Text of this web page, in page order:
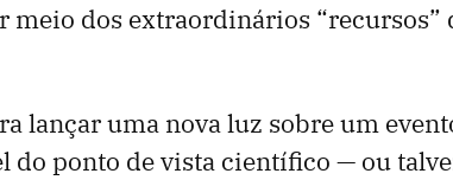
meio dos extraordinários “recursos”
lançar uma nova luz sobre um
do ponto de vista científico — ou